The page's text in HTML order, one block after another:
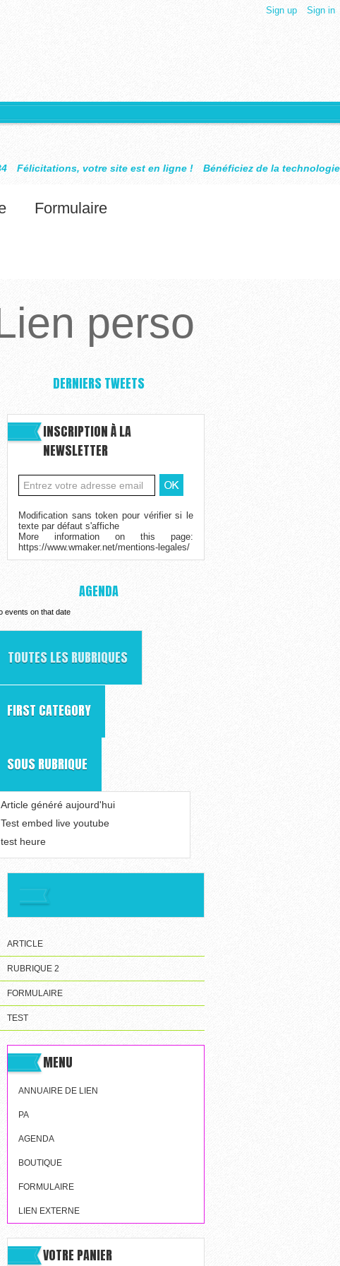
Sign in
Sign up
site est en ligne ! Bénéficiez de la technologie Design Objet
Formulaire
perso
DERNIERS TWEETS
INSCRIPTION À LA
NEWSLETTER
Modification sans token pour vérifier si le
texte par défaut s'affiche
More information on this page:
https://www.wmaker.net/mentions-legales/
AGENDA
events on that date
TOUTES LES RUBRIQUES
FIRST CATEGORY
SOUS RUBRIQUE
Article généré aujourd'hui
Test embed live youtube
test heure
ARTICLE
RUBRIQUE 2
FORMULAIRE
TEST
MENU
ANNUAIRE DE LIEN
PA
AGENDA
BOUTIQUE
FORMULAIRE
LIEN EXTERNE
VOTRE PANIER